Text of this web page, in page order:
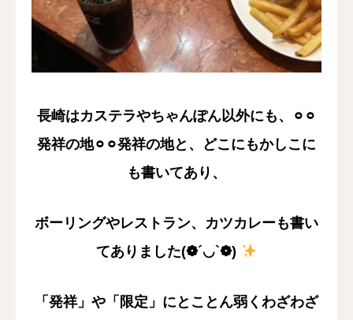
長崎はカステラやちゃんぽん以外にも、⚪︎⚪︎
発祥の地⚪︎⚪︎発祥の地と、どこにもかしこに
も書いてあり、
ボーリングやレストラン、カツカレーも書い
てありました(❁´◡`❁)
「発祥」や「限定」にとことん弱くわざわざ